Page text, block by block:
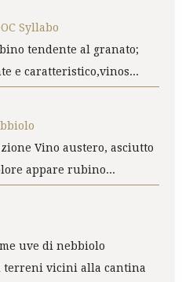
Syllabo
tendente al granato;
e caratteristico,vinos...
Vino austero, asciutto
appare rubino...
uve di nebbiolo
terreni vicini alla cantina